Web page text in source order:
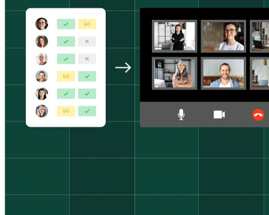
Przedstaw listę dostępnych terminów, a klient wybierze
Strona rezerwacji
Skonfiguruj swoją stronę rezerwacji raz, udostępnij link
Funkcje
Integracje
Planuj mądrzej, łącząc narzędzia, z których korzystasz
Płatności są pobierane automatycznie w miarę
Bezpieczeństwo